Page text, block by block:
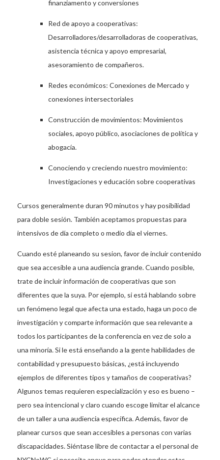
finanziamento y conversiones
Red de apoyo a cooperativas:
Desarrolladores/desarrolladoras de cooperativas,
asistencia técnica y apoyo empresarial,
asesoramiento de compañeros.
Redes económicos: Conexiones de Mercado y
conexiones intersectoriales
Construcción de movimientos: Movimientos
sociales, apoyo público, asociaciones de política y
abogacía.
Conociendo y creciendo nuestro movimiento:
Investigaciones y educación sobre cooperativas
Cursos generalmente duran 90 minutos y hay posibilidad
para doble sesión. También aceptamos propuestas para
intensivos de día completo o medio día el viernes.
Cuando esté planeando su sesion, favor de incluir contenido
que sea accesible a una audiencia grande. Cuando posible,
trate de incluir información de cooperativas que son
diferentes que la suya. Por ejemplo, si está hablando sobre
un fenómeno legal que afecta una estado, haga un poco de
investigación y comparte información que sea relevante a
todos los participantes de la conferencia en vez de solo a
una minoría. Si le está enseñando a la gente habilidades de
contabilidad y presupuesto básicas, ¿está incluyendo
ejemplos de diferentes tipos y tamaños de cooperativas?
Algunos temas requieren especialización y eso es bueno –
pero sea intencional y claro cuando escoge limitar el alcance
de un taller a una audiencia específica. Además, favor de
planear cursos que sean accesibles a personas con varias
discapacidades. Siéntase libre de contactar a el personal de